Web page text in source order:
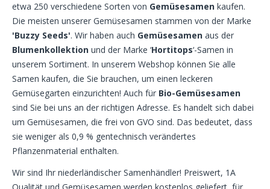
etwa 250 verschiedene Sorten von Gemüsesamen kaufen.
Die meisten unserer Gemüsesamen stammen von der Marke
'Buzzy Seeds'. Wir haben auch Gemüsesamen aus der
Blumenkollektion und der Marke ‘Hortitops‘-Samen in
unserem Sortiment. In unserem Webshop können Sie alle
Samen kaufen, die Sie brauchen, um einen leckeren
Gemüsegarten einzurichten! Auch für Bio-Gemüsesamen
sind Sie bei uns an der richtigen Adresse. Es handelt sich dabei
um Gemüsesamen, die frei von GVO sind. Das bedeutet, dass
sie weniger als 0,9 % gentechnisch verändertes
Pflanzenmaterial enthalten.
Wir sind Ihr niederländischer Samenhändler! Preiswert, 1A